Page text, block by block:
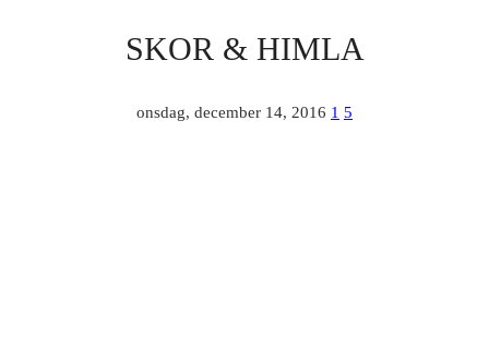
SKOR & HIMLA
onsdag, december 14, 2016 1 5